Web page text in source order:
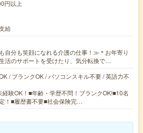
円以上
給
自分も笑顔になれる介護の仕事！≫＊お年寄り
活のサポートを受けたり、気分転換で…
/ ブランクOK / パソコンスキル不要 / 英語力不
経験OK！■年齢・学歴不問！ブランクOK!■10名
！■履歴書不要■社会保険完…